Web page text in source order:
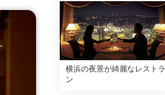
横浜の夜景が綺麗なレストラ
ン